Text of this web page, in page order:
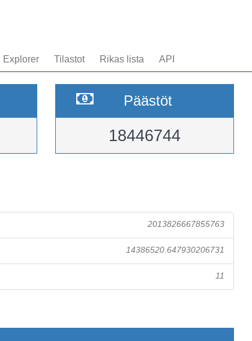
Explorer Tilastot Rikas lista API
Päästöt
18446744
2013826667855763
14386520.647930206731
11